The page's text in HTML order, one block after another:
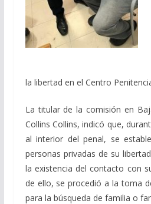
la libertad en el Centro
La titular de la comisión en
Collins Collins, indicó que,
al interior del penal, se
personas privadas de su
la existencia del contacto con
de ello, se procedió a la toma
para la búsqueda de familia o